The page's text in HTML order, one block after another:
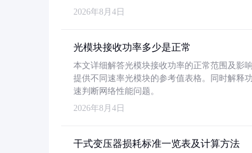
2026年8月4日
光模块接收功率多少是正常
本文详细解答光模块接收功率的正常范围及影
提供不同速率光模块的参考值表格。同时解释
速判断网络性能问题。
2026年8月4日
干式变压器损耗标准一览表及计算方法